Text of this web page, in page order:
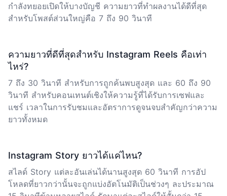
กำลังทยอยเปิดให้บางบัญชี ความยาวที่ทำผลงานได้ดีที่สุด
สำหรับโพสต์ส่วนใหญ่คือ 7 ถึง 90 วินาที
ความยาวที่ดีที่สุดสำหรับ Instagram Reels คือเท่า
ไหร่?
7 ถึง 30 วินาที สำหรับการถูกค้นพบสูงสุด และ 60 ถึง 90
วินาที สำหรับคอนเทนต์เชิงให้ความรู้ที่ได้รับการเซฟและ
แชร์ เวลาในการรับชมและอัตราการดูจนจบสำคัญกว่าความ
ยาวทั้งหมด
Instagram Story ยาวได้แค่ไหน?
สไลด์ Story แต่ละอันเล่นได้นานสูงสุด 60 วินาที การอัป
โหลดที่ยาวกว่านั้นจะถูกแบ่งอัตโนมัติเป็นช่วงๆ ละประมาณ